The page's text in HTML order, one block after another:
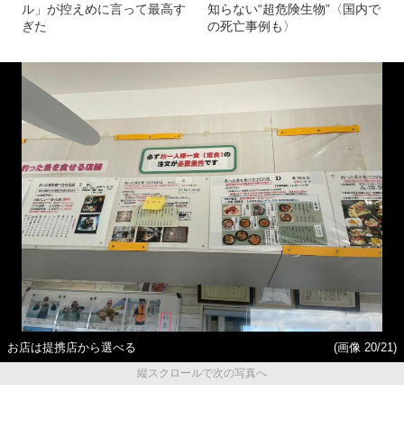
ル」が控えめに言って最高す
ぎた
知らない“超危険生物”〈国内で
の死亡事例も〉
お店は提携店から選べる
(画像 20/21)
縦スクロールで次の写真へ